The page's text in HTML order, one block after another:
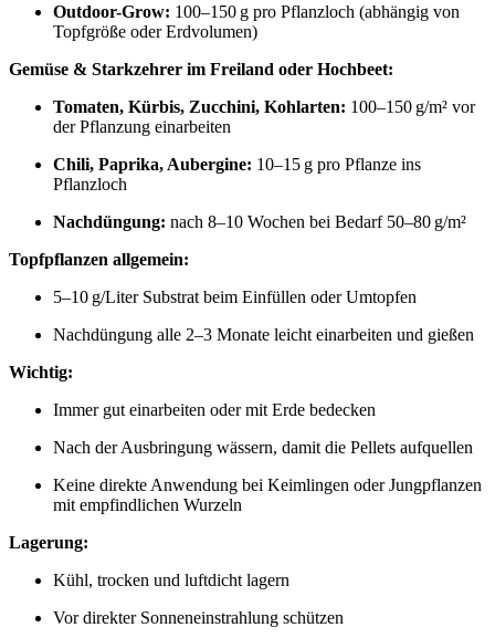
Outdoor-Grow: 100–150 g pro Pflanzloch (abhängig von
Topfgröße oder Erdvolumen)
Gemüse & Starkzehrer im Freiland oder Hochbeet:
Tomaten, Kürbis, Zucchini, Kohlarten: 100–150 g/m² vor
der Pflanzung einarbeiten
Chili, Paprika, Aubergine: 10–15 g pro Pflanze ins
Pflanzloch
Nachdüngung: nach 8–10 Wochen bei Bedarf 50–80 g/m²
Topfpflanzen allgemein:
5–10 g/Liter Substrat beim Einfüllen oder Umtopfen
Nachdüngung alle 2–3 Monate leicht einarbeiten und gießen
Wichtig:
Immer gut einarbeiten oder mit Erde bedecken
Nach der Ausbringung wässern, damit die Pellets aufquellen
Keine direkte Anwendung bei Keimlingen oder Jungpflanzen
mit empfindlichen Wurzeln
Lagerung:
Kühl, trocken und luftdicht lagern
Vor direkter Sonneneinstrahlung schützen